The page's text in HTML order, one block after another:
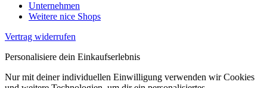
Unternehmen
Weitere nice Shops
Vertrag widerrufen
Personalisiere dein Einkaufserlebnis
Nur mit deiner individuellen Einwilligung verwenden wir Cookies